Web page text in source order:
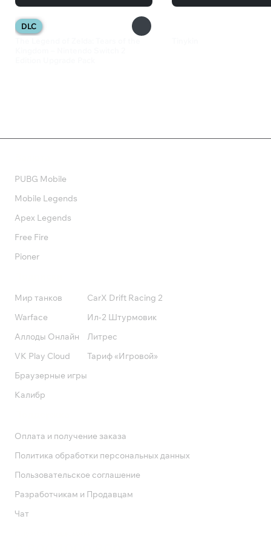
DLC
PUBG Mobile
Mobile Legends
Apex Legends
Free Fire
Pioner
Мир танков
Warface
Аллоды Онлайн
VK Play Cloud
Браузерные игры
Калибр
CarX Drift Racing 2
Ил-2 Штурмовик
Литрес
Тариф «Игровой»
Оплата и получение заказа
Политика обработки персональных данных
Пользовательское соглашение
Разработчикам и Продавцам
Чат